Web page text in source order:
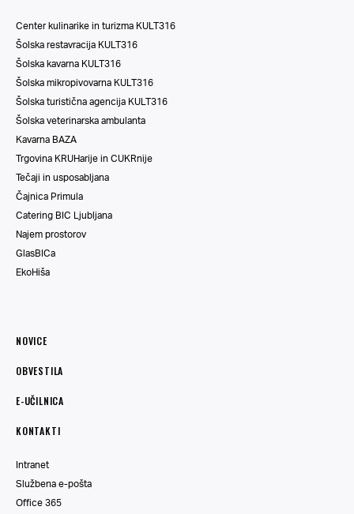
Center kulinarike in turizma KULT316
Šolska restavracija KULT316
Šolska kavarna KULT316
Šolska mikropivovarna KULT316
Šolska turistična agencija KULT316
Šolska veterinarska ambulanta
Kavarna BAZA
Trgovina KRUHarije in CUKRnije
Tečaji in usposabljana
Čajnica Primula
Catering BIC Ljubljana
Najem prostorov
GlasBICa
EkoHiša
NOVICE
OBVESTILA
E-UČILNICA
KONTAKTI
Intranet
Službena e-pošta
Office 365